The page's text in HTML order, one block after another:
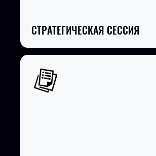
СТРАТЕГИЧЕСКАЯ СЕССИЯ